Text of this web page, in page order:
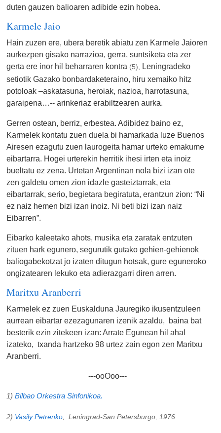
duten gauzen balioaren adibide ezin hobea.
Karmele Jaio
Hain zuzen ere, ubera beretik abiatu zen Karmele Jaioren
aurkezpen gisako narrazioa, gerra, suntsiketa eta zer
gerta ere inor hil beharraren kontra (5), Leningradeko
setiotik Gazako bonbardaketeraino, hiru xemaiko hitz
potoloak –askatasuna, heroiak, nazioa, harrotasuna,
garaipena…-- arinkeriaz erabiltzearen aurka.
Gerren ostean, berriz, erbestea. Adibidez baino ez,
Karmelek kontatu zuen duela bi hamarkada luze Buenos
Airesen ezagutu zuen laurogeita hamar urteko emakume
eibartarra. Hogei urterekin herritik ihesi irten eta inoiz
bueltatu ez zena. Urtetan Argentinan nola bizi izan ote
zen galdetu omen zion idazle gasteiztarrak, eta
eibartarrak, serio, begietara begiratuta, erantzun zion: “Ni
ez naiz hemen bizi izan inoiz. Ni beti bizi izan naiz
Eibarren”.
Eibarko kaleetako ahots, musika eta zaratak entzuten
zituen hark egunero, segurutik gutako gehien-gehienok
baliogabekotzat jo izaten ditugun hotsak, gure eguneroko
ongizatearen lekuko eta adierazgarri diren arren.
Maritxu Aranberri
Karmelek ez zuen Euskalduna Jauregiko ikusentzuleen
aurrean eibartar ezezagunaren izenik azaldu, baina bat
besterik ezin zitekeen izan: Arrate Egunean hil ahal
izateko, txanda hartzeko 98 urtez zain egon zen Maritxu
Aranberri.
---ooOoo---
1) Bilbao Orkestra Sinfonikoa.
2) Vasily Petrenko , Leningrad-San Petersburgo, 1976